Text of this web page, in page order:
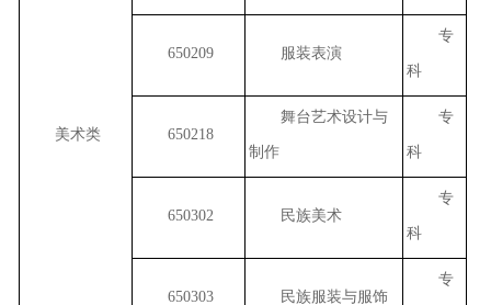
美术类
650209 服装表演
专
科
650218
舞台艺术设计与
制作
专
科
650302 民族美术
专
科
650303 民族服装与服饰
专